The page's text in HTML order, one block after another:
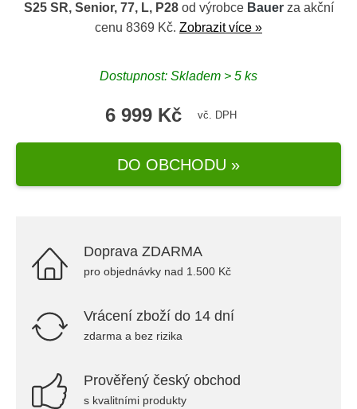
S25 SR, Senior, 77, L, P28od výrobce Bauerza akční
cenu 8369 Kč. Zobrazit více »
Dostupnost: Skladem > 5 ks
6 999 Kč vč. DPH
DO OBCHODU »
Doprava ZDARMA
pro objednávky nad 1.500 Kč
Vrácení zboží do 14 dní
zdarma a bez rizika
Prověřený český obchod
s kvalitními produkty